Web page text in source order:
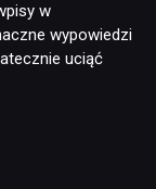
w
wypowiedzi
uciąć